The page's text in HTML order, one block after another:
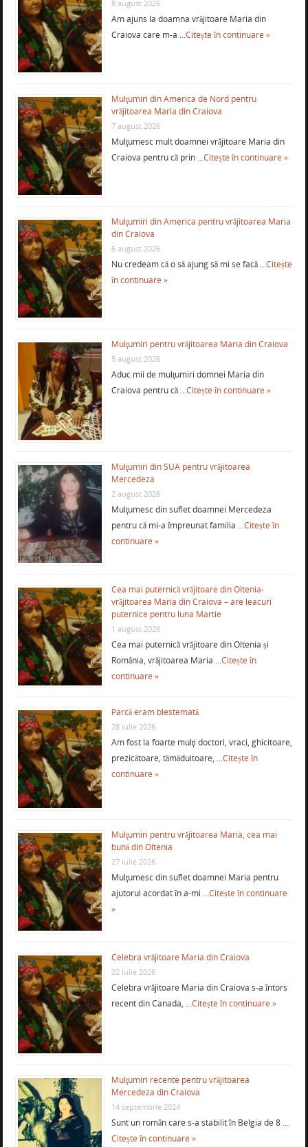
8 august 2026
Am ajuns la doamna vrăjitoare Maria din
Craiova care m-a …Citește în continuare »
Mulţumiri din America de Nord pentru
vrăjitoarea Maria din Craiova
7 august 2026
Mulţumesc mult doamnei vrăjitoare Maria din
Craiova pentru că prin …Citește în continuare »
Mulţumiri din America pentru vrăjitoarea Maria
din Craiova
6 august 2026
Nu credeam că o să ajung să mi se facă …Citește
în continuare »
Mulţumiri pentru vrăjitoarea Maria din Craiova
5 august 2026
Aduc mii de mulţumiri domnei Maria din
Craiova pentru că …Citește în continuare »
Mulţumiri din SUA pentru vrăjitoarea
Mercedeza
2 august 2026
Mulţumesc din suflet doamnei Mercedeza
pentru că mi-a împreunat familia …Citește în
continuare »
Cea mai puternică vrăjitoare din Oltenia-
vrăjitoarea Maria din Craiova – are leacuri
puternice pentru luna Martie
1 august 2026
Cea mai puternică vrăjitoare din Oltenia și
România, vrăjitoarea Maria …Citește în
continuare »
Parcă eram blestemată
28 iulie 2026
Am fost la foarte mulţi doctori, vraci, ghicitoare,
prezicătoare, tămăduitoare, …Citește în
continuare »
Mulţumiri pentru vrăjitoarea Maria, cea mai
bună din Oltenia
27 iulie 2026
Mulţumesc din suflet doamnei Maria pentru
ajutorul acordat în a-mi …Citește în continuare
»
Celebra vrăjitoare Maria din Craiova
22 iulie 2026
Celebra vrăjitoare Maria din Craiova s-a întors
recent din Canada, …Citește în continuare »
Mulţumiri recente pentru vrăjitoarea
Mercedeza din Craiova
14 septembrie 2024
Sunt un român care s-a stabilit în Belgia de 8 …
Citește în continuare »